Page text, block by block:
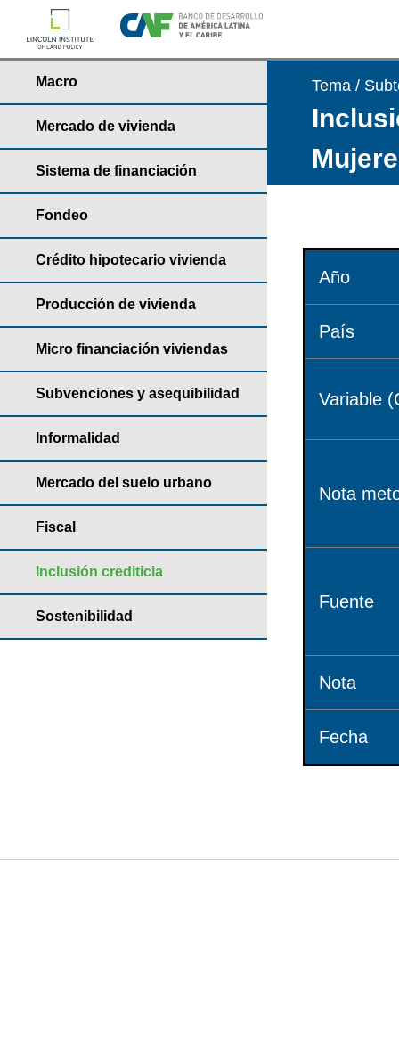
Macro
Mercado de vivienda
Sistema de financiación
Fondeo
Crédito hipotecario vivienda
Producción de vivienda
Micro financiación viviendas
Subvenciones y asequibilidad
Informalidad
Mercado del suelo urbano
Fiscal
Inclusión crediticia
Sostenibilidad
Tema /
Año
País
Variable
Nota
Fuente
Nota
Fecha